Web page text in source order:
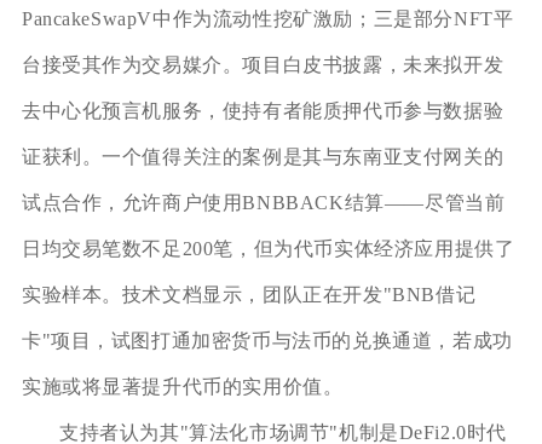
PancakeSwapV中作为流动性挖矿激励；三是部分NFT平
台接受其作为交易媒介。项目白皮书披露，未来拟开发
去中心化预言机服务，使持有者能质押代币参与数据验
证获利。一个值得关注的案例是其与东南亚支付网关的
试点合作，允许商户使用BNBBACK结算——尽管当前
日均交易笔数不足200笔，但为代币实体经济应用提供了
实验样本。技术文档显示，团队正在开发"BNB借记
卡"项目，试图打通加密货币与法币的兑换通道，若成功
实施或将显著提升代币的实用价值。
支持者认为其"算法化市场调节"机制是DeFi2.0时代